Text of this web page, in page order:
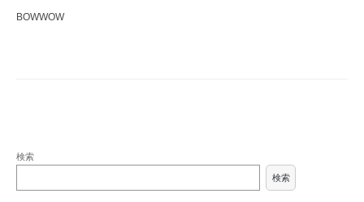
ゲ
BOWWOW
検索
検索